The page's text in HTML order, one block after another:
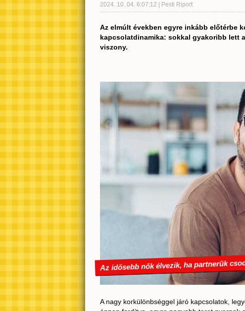
2024. 10. 04. 6:07:12 | Pesti Riport
Az elmúlt években egyre inkább előtérbe
kapcsolatdinamika: sokkal gyakoribb lett
viszony.
Az idősebb nők élvezik, ha partnerük
A nagy korkülönbséggel járó kapcsolatok,